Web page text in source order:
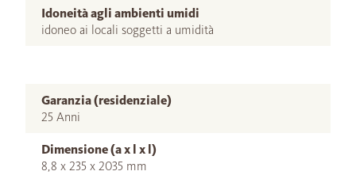
Idoneità agli ambienti umidi
idoneo ai locali soggetti a umidità
Garanzia (residenziale)
25 Anni
Dimensione (a x l x l)
8,8 x 235 x 2035 mm